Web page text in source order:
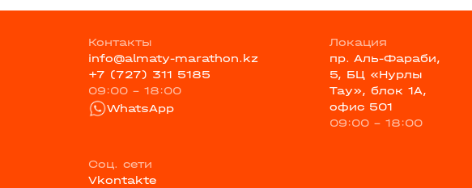
Контакты
info@almaty-marathon.kz
+7 (727) 311 5185
09:00 - 18:00
WhatsApp
Локация
пр. Аль-Фараби,
5, БЦ «Нурлы
Тау», блок 1А,
офис 501
09:00 - 18:00
Соц. сети
Vkontakte